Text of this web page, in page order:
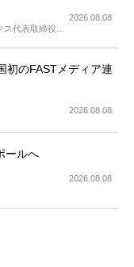
代表取締役社
2026.08.08
初のFASTメディア連
2026.08.08
ールへ
2026.08.08